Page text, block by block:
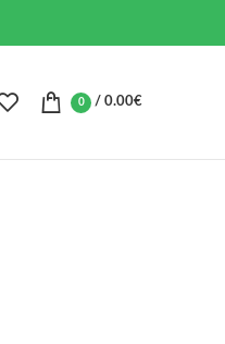
0 / 0.00€